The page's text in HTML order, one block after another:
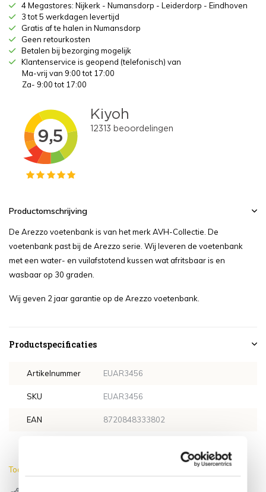
4 Megastores: Nijkerk - Numansdorp - Leiderdorp - Eindhoven
3 tot 5 werkdagen levertijd
Gratis af te halen in Numansdorp
Geen retourkosten
Betalen bij bezorging mogelijk
Klantenservice is geopend (telefonisch) van
Ma-vrij van 9:00 tot 17:00
Za- 9:00 tot 17:00
Productomschrijving
De Arezzo voetenbank is van het merk AVH-Collectie. De
voetenbank past bij de Arezzo serie. Wij leveren de voetenbank
met een water- en vuilafstotend kussen wat afritsbaar is en
wasbaar op 30 graden.
Wij geven 2 jaar garantie op de Arezzo voetenbank.
Productspecificaties
Artikelnummer EUAR3456
SKU EUAR3456
EAN 8720848333802
Toon meer